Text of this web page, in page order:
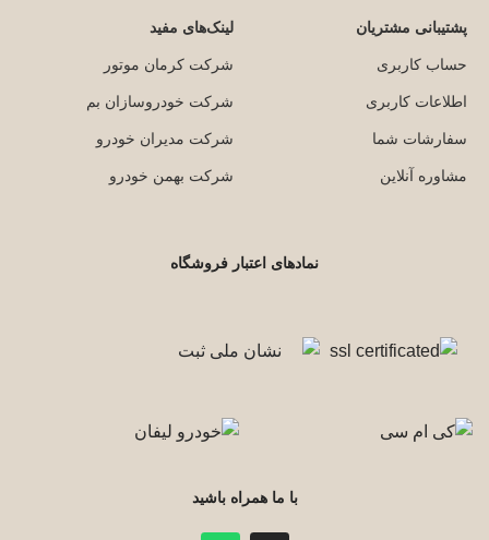
پشتیبانی مشتریان
حساب کاربری
اطلاعات کاربری
سفارشات شما
مشاوره آنلاین
لینک‌های مفید
شرکت کرمان موتور
شرکت خودروسازان بم
شرکت مدیران خودرو
شرکت بهمن خودرو
نمادهای اعتبار فروشگاه
با ما همراه باشید